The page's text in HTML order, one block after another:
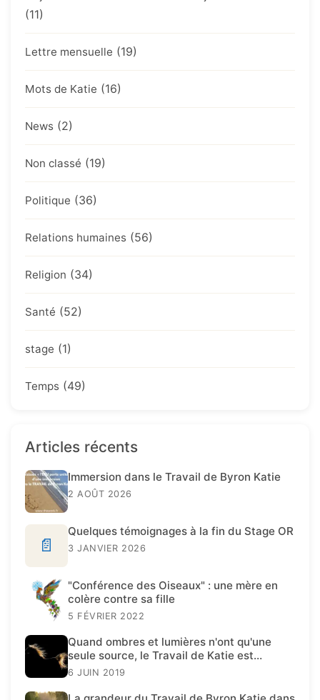
(11)
Lettre mensuelle (19)
Mots de Katie (16)
News (2)
Non classé (19)
Politique (36)
Relations humaines (56)
Religion (34)
Santé (52)
stage (1)
Temps (49)
Articles récents
Immersion dans le Travail de Byron Katie
2 AOÛT 2026
📄
Quelques témoignages à la fin du Stage OR
3 JANVIER 2026
"Conférence des Oiseaux" : une mère en
colère contre sa fille
5 FÉVRIER 2022
Quand ombres et lumières n'ont qu'une
seule source, le Travail de Katie est
présent.
6 JUIN 2019